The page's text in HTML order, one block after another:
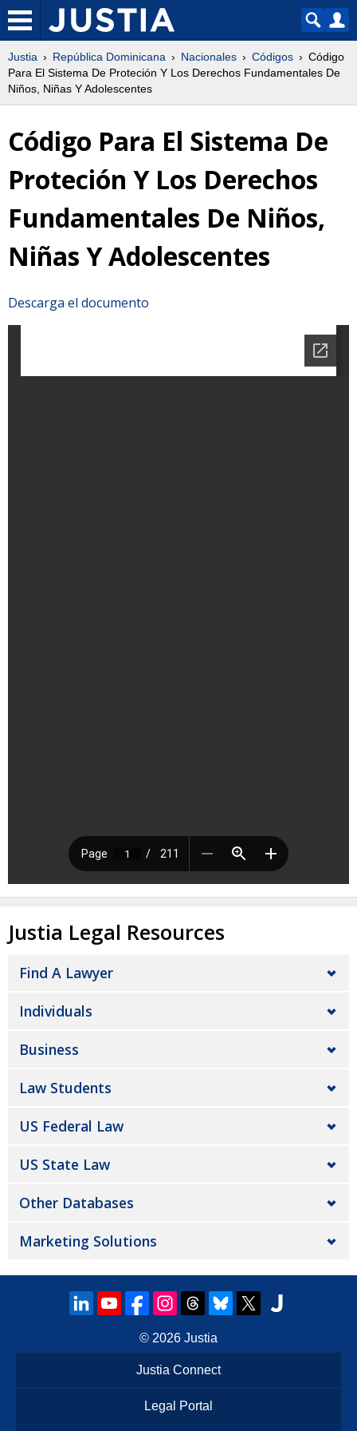
Justia República Dominicana Nacionales Códigos
Código
Para El Sistema De Proteción Y Los Derechos Fundamentales De
Niños, Niñas Y Adolescentes
Código Para El Sistema De
Proteción Y Los Derechos
Fundamentales De Niños,
Niñas Y Adolescentes
Descarga el documento
Justia Legal Resources
Find A Lawyer
Individuals
Business
Law Students
US Federal Law
US State Law
Other Databases
Marketing Solutions
© 2026 Justia
Justia Connect
Legal Portal